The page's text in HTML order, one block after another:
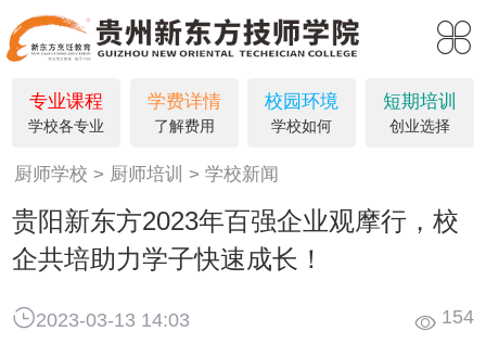
请问您是要咨询学习吗? 刚刚
专业课程
学校各专业
学费详情
了解费用
校园环境
学校如何
短期培训
创业选择
厨师学校 厨师培训 学校新闻
贵阳新东方2023年百强企业观摩行，校
企共培助力学子快速成长！
2023-03-13 14:03 154